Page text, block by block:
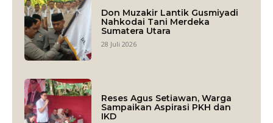
Don Muzakir Lantik Gusmiyadi
Nahkodai Tani Merdeka
Sumatera Utara
28 Juli 2026
Reses Agus Setiawan, Warga
Sampaikan Aspirasi PKH dan
IKD